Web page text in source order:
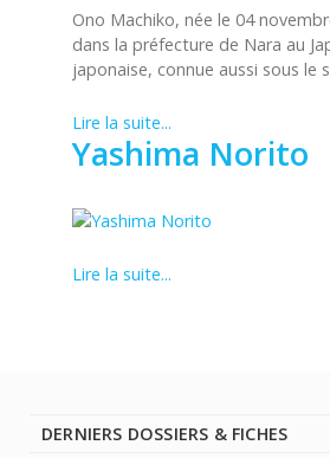
Ono Machiko, née le 04
dans la préfecture de Nara au
japonaise, connue aussi sous le
Lire la suite...
Yashima Norito
Lire la suite...
DERNIERS DOSSIERS & FICHES